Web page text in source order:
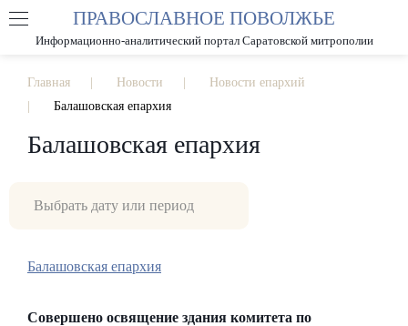
РАЗМЕР ШРИФТА А А
ПРАВОСЛАВНОЕ ПОВОЛЖЬЕ
Информационно-аналитический портал Саратовской митрополии
Главная Новости
Новости епархий
Балашовская епархия
Балашовская епархия
Балашовская епархия
Совершено освящение здания комитета по